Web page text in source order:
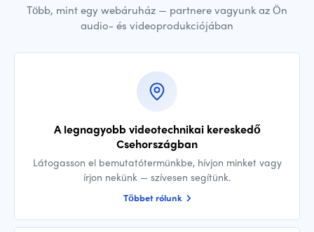
Több, mint egy webáruház — partnere vagyunk az Ön
audio- és videoprodukciójában
A legnagyobb videotechnikai kereskedő
Csehországban
Látogasson el bemutatótermünkbe, hívjon minket vagy
írjon nekünk — szívesen segítünk.
Többet rólunk